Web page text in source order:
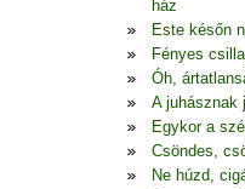
ház
Este későn
Fényes
Óh,
A juhásznak
Egykor a
Csöndes,
Ne húzd,